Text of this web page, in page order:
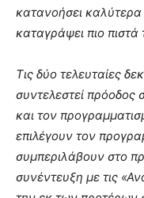
κατανοήσει
καταγράψει πιο πιστά
Τις δύο τελευταίες
συντελεστεί πρόοδος
και τον
επιλέγουν τον
συμπεριλάβουν στο
συνέντευξη με τις